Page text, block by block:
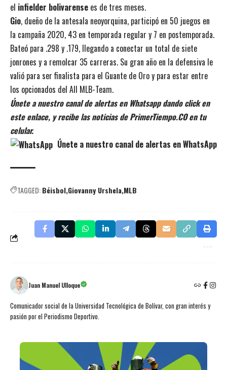
el infielder bolivarense es de tres meses.
Gio, dueño de la antesala neoyorquina, participó en 50 juegos en
la campaña 2020, 43 en temporada regular y 7 en postemporada.
Bateó para .298 y .179, llegando a conectar un total de siete
jonrones y a remolcar 35 carreras. Su gran año en la defensiva le
valió para ser finalista para el Guante de Oro y para estar entre
los opcionados del All MLB-Team.
Únete a nuestro canal de alertas en Whatsapp dando click en
este enlace, y recibe las noticias de PrimerTiempo.CO en tu
celular.
Únete a nuestro canal de alertas en WhatsApp
TAGGED:Béisbol Giovanny Urshela MLB
Juan Manuel Ulloque
Comunicador social de la Universidad Tecnológica de Bolívar, con gran interés y
pasión por el Periodismo Deportivo.